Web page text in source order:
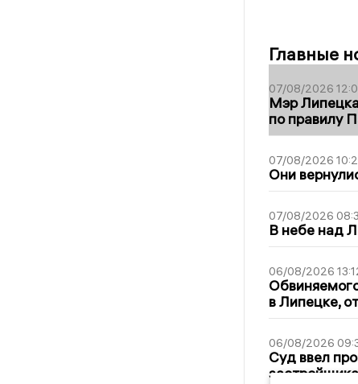
Главные
07/08/2026
Мэр
по правилу
07/08/2026
Они
07/08/2026
В небе над
06/08/2026
в Липецке,
06/08/2026
Суд ввел